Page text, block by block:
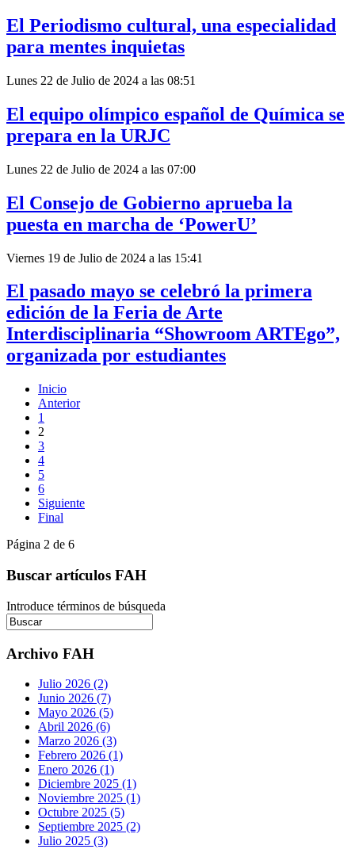
El Periodismo cultural, una especialidad
para mentes inquietas
Lunes 22 de Julio de 2024 a las 08:51
El equipo olímpico español de Química se
prepara en la URJC
Lunes 22 de Julio de 2024 a las 07:00
El Consejo de Gobierno aprueba la
puesta en marcha de ‘PowerU’
Viernes 19 de Julio de 2024 a las 15:41
El pasado mayo se celebró la primera
edición de la Feria de Arte
Interdisciplinaria “Showroom ARTEgo”,
organizada por estudiantes
Inicio
Anterior
1
2
3
4
5
6
Siguiente
Final
Página 2 de 6
Buscar artículos FAH
Introduce términos de búsqueda
Archivo FAH
Julio 2026 (2)
Junio 2026 (7)
Mayo 2026 (5)
Abril 2026 (6)
Marzo 2026 (3)
Febrero 2026 (1)
Enero 2026 (1)
Diciembre 2025 (1)
Noviembre 2025 (1)
Octubre 2025 (5)
Septiembre 2025 (2)
Julio 2025 (3)